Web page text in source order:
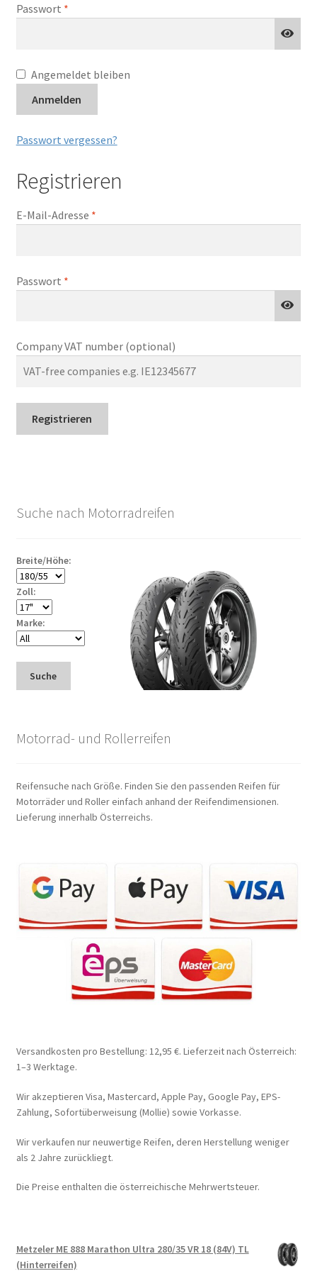
Passwort *Erforderlich
Angemeldet bleiben
Anmelden
Passwort vergessen?
Registrieren
E-Mail-Adresse *Erforderlich
Passwort *Erforderlich
Company VAT number (optional)
Registrieren
Suche nach Motorradreifen
Breite/Höhe:
Zoll:
Marke:
Suche
Motorrad- und Rollerreifen
Reifensuche nach Größe. Finden Sie den passenden Reifen für
Motorräder und Roller einfach anhand der Reifendimensionen.
Lieferung innerhalb Österreichs.
Versandkosten pro Bestellung: 12,95 €. Lieferzeit nach Österreich:
1–3 Werktage.
Wir akzeptieren Visa, Mastercard, Apple Pay, Google Pay, EPS-
Zahlung, Sofortüberweisung (Mollie) sowie Vorkasse.
Wir verkaufen nur neuwertige Reifen, deren Herstellung weniger
als 2 Jahre zurückliegt.
Die Preise enthalten die österreichische Mehrwertsteuer.
Metzeler ME 888 Marathon Ultra 280/35 VR 18 (84V) TL
(Hinterreifen)